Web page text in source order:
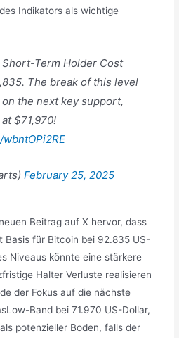
Indikators als wichtige
Short-Term Holder Cost
The break of this level
the next key support,
$71,970!
February 25, 2025
Beitrag auf X hervor, dass
Basis für Bitcoin bei 92.835 US-
Niveaus könnte eine stärkere
Halter Verluste realisieren
der Fokus auf die nächste
Band bei 71.970 US-Dollar,
potenzieller Boden, falls der